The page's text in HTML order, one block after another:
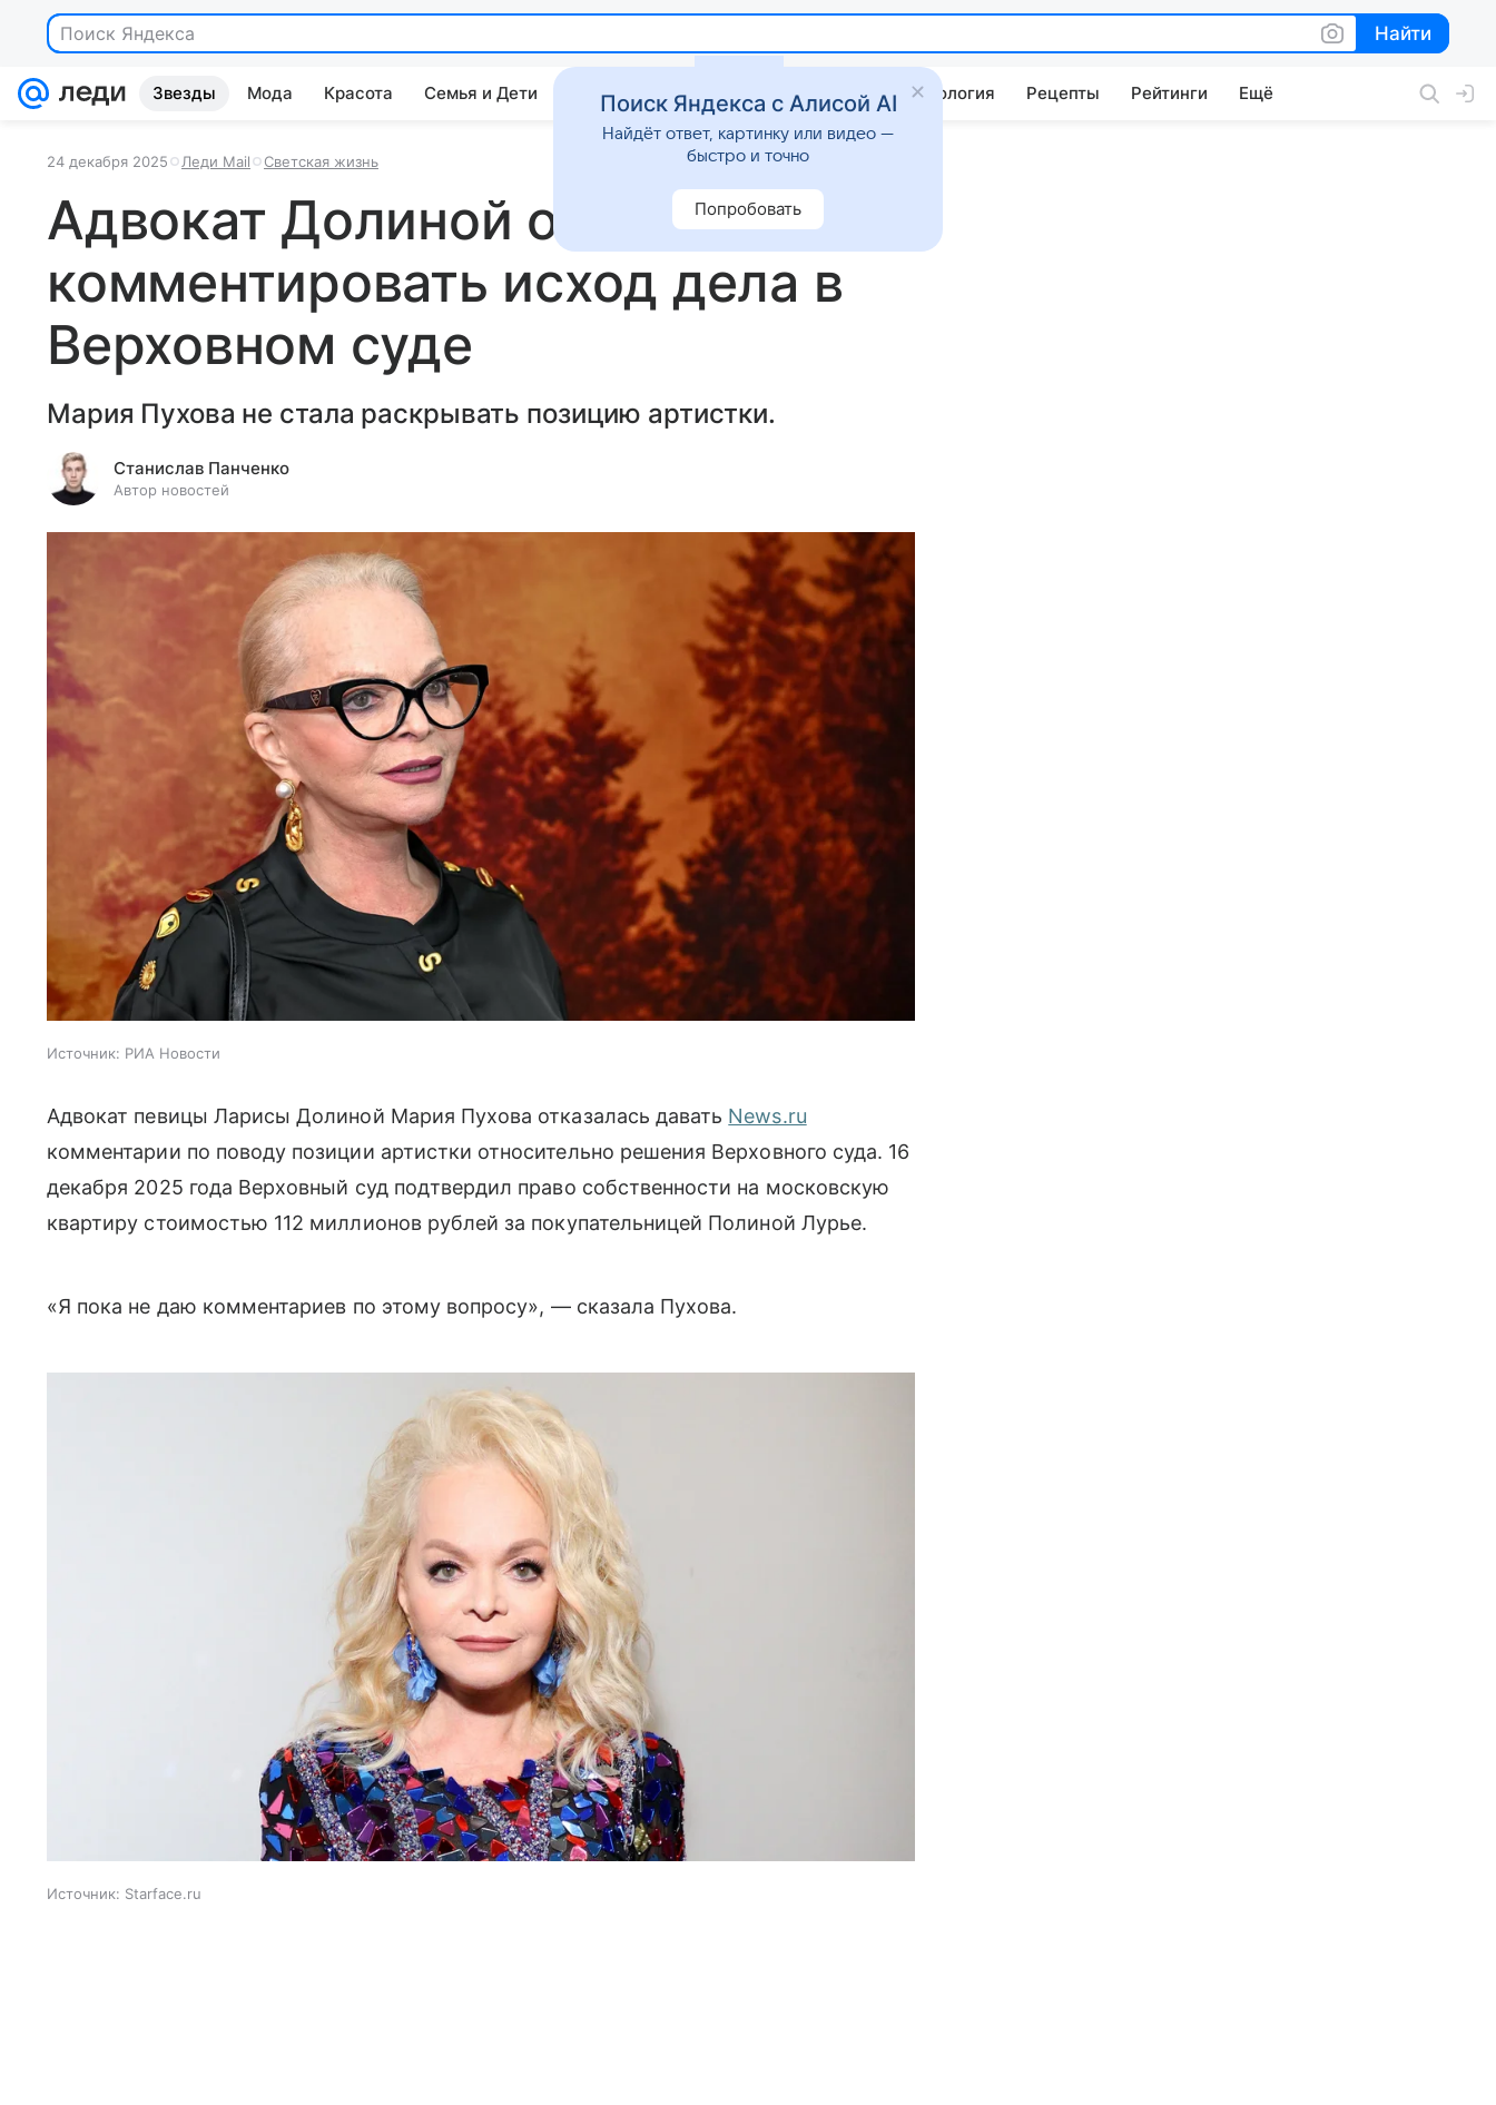
Поиск Яндекса Найти
Найти
Звезды Мода Красота Семья и Дети Дом Гороскопы Стиль жизни Психология Рецепты Рейтинги Ещё
24 декабря 2025 Леди Mail Светская жизнь
Адвокат Долиной отказалась
комментировать исход дела в
Верховном суде
Мария Пухова не стала раскрывать позицию артистки.
Станислав Панченко
Автор новостей
Источник: РИА Новости
Адвокат певицы Ларисы Долиной Мария Пухова отказалась давать News.ru
комментарии по поводу позиции артистки относительно решения Верховного суда. 16
декабря 2025 года Верховный суд подтвердил право собственности на московскую
квартиру стоимостью 112 миллионов рублей за покупательницей Полиной Лурье.
«Я пока не даю комментариев по этому вопросу», — сказала Пухова.
Источник: Starface.ru
Поиск Яндекса с Алисой AI
Найдёт ответ, картинку или видео —
быстро и точно
Попробовать